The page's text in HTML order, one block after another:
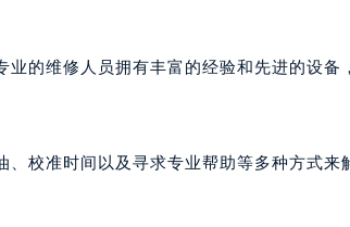
的维修人员拥有丰富的经验和先进的设备
校准时间以及寻求专业帮助等多种方式来